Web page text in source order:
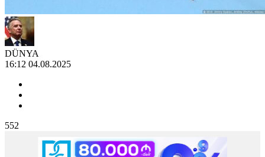
DÜNYA
16:12 04.08.2025
552